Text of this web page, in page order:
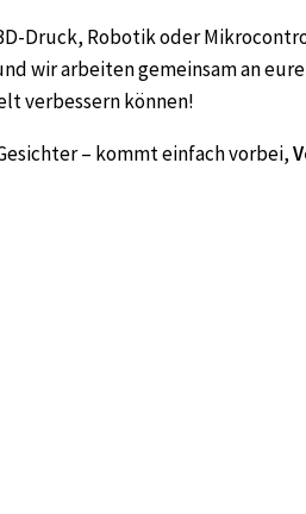
Druck, Robotik oder
wir arbeiten gemeinsam an
verbessern können!
– kommt einfach vorbei,